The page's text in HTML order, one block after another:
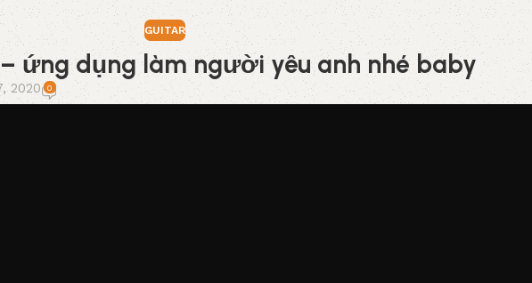
GUITAR
ứng dụng làm người yêu anh nhé baby
2020 0